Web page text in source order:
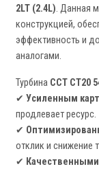
2LT (2.4L). Данная
конструкцией,
эффективность и
аналогами.
Турбина CCT CT20
✔ Усиленным
продлевает ресурс.
✔
отклик и снижение
✔